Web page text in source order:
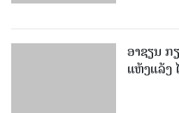
ອາຊຽນ ກ
ແຫ້ງແລ້ງ